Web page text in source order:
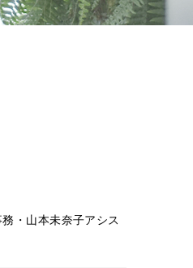
・山本未奈子アシス